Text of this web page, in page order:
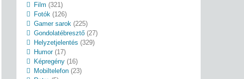
Film (321)
Fotók(126)
Gamer sarok(225)
Gondolatébresztő(27)
Helyzetjelentés (329)
Humor(17)
Képregény(16)
Mobiltelefon(23)